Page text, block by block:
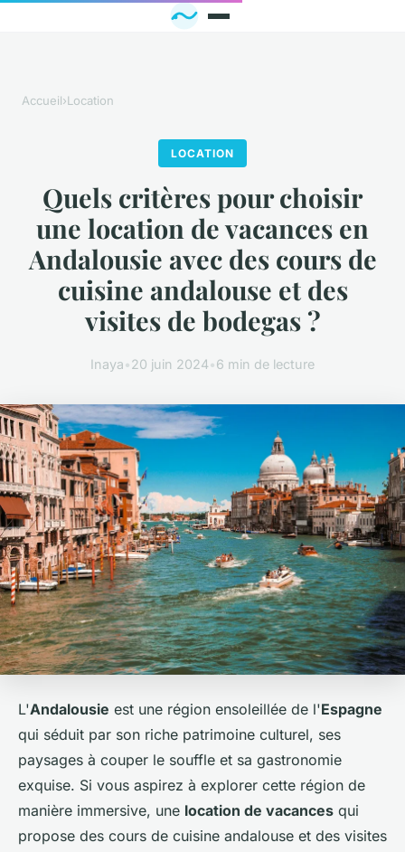
Accueil›Location
LOCATION
Quels critères pour choisir
une location de vacances en
Andalousie avec des cours de
cuisine andalouse et des
visites de bodegas ?
Inaya•20 juin 2024•6 min de lecture
L'Andalousie est une région ensoleillée de l'Espagne
qui séduit par son riche patrimoine culturel, ses
paysages à couper le souffle et sa gastronomie
exquise. Si vous aspirez à explorer cette région de
manière immersive, une location de vacances qui
propose des cours de cuisine andalouse et des visites